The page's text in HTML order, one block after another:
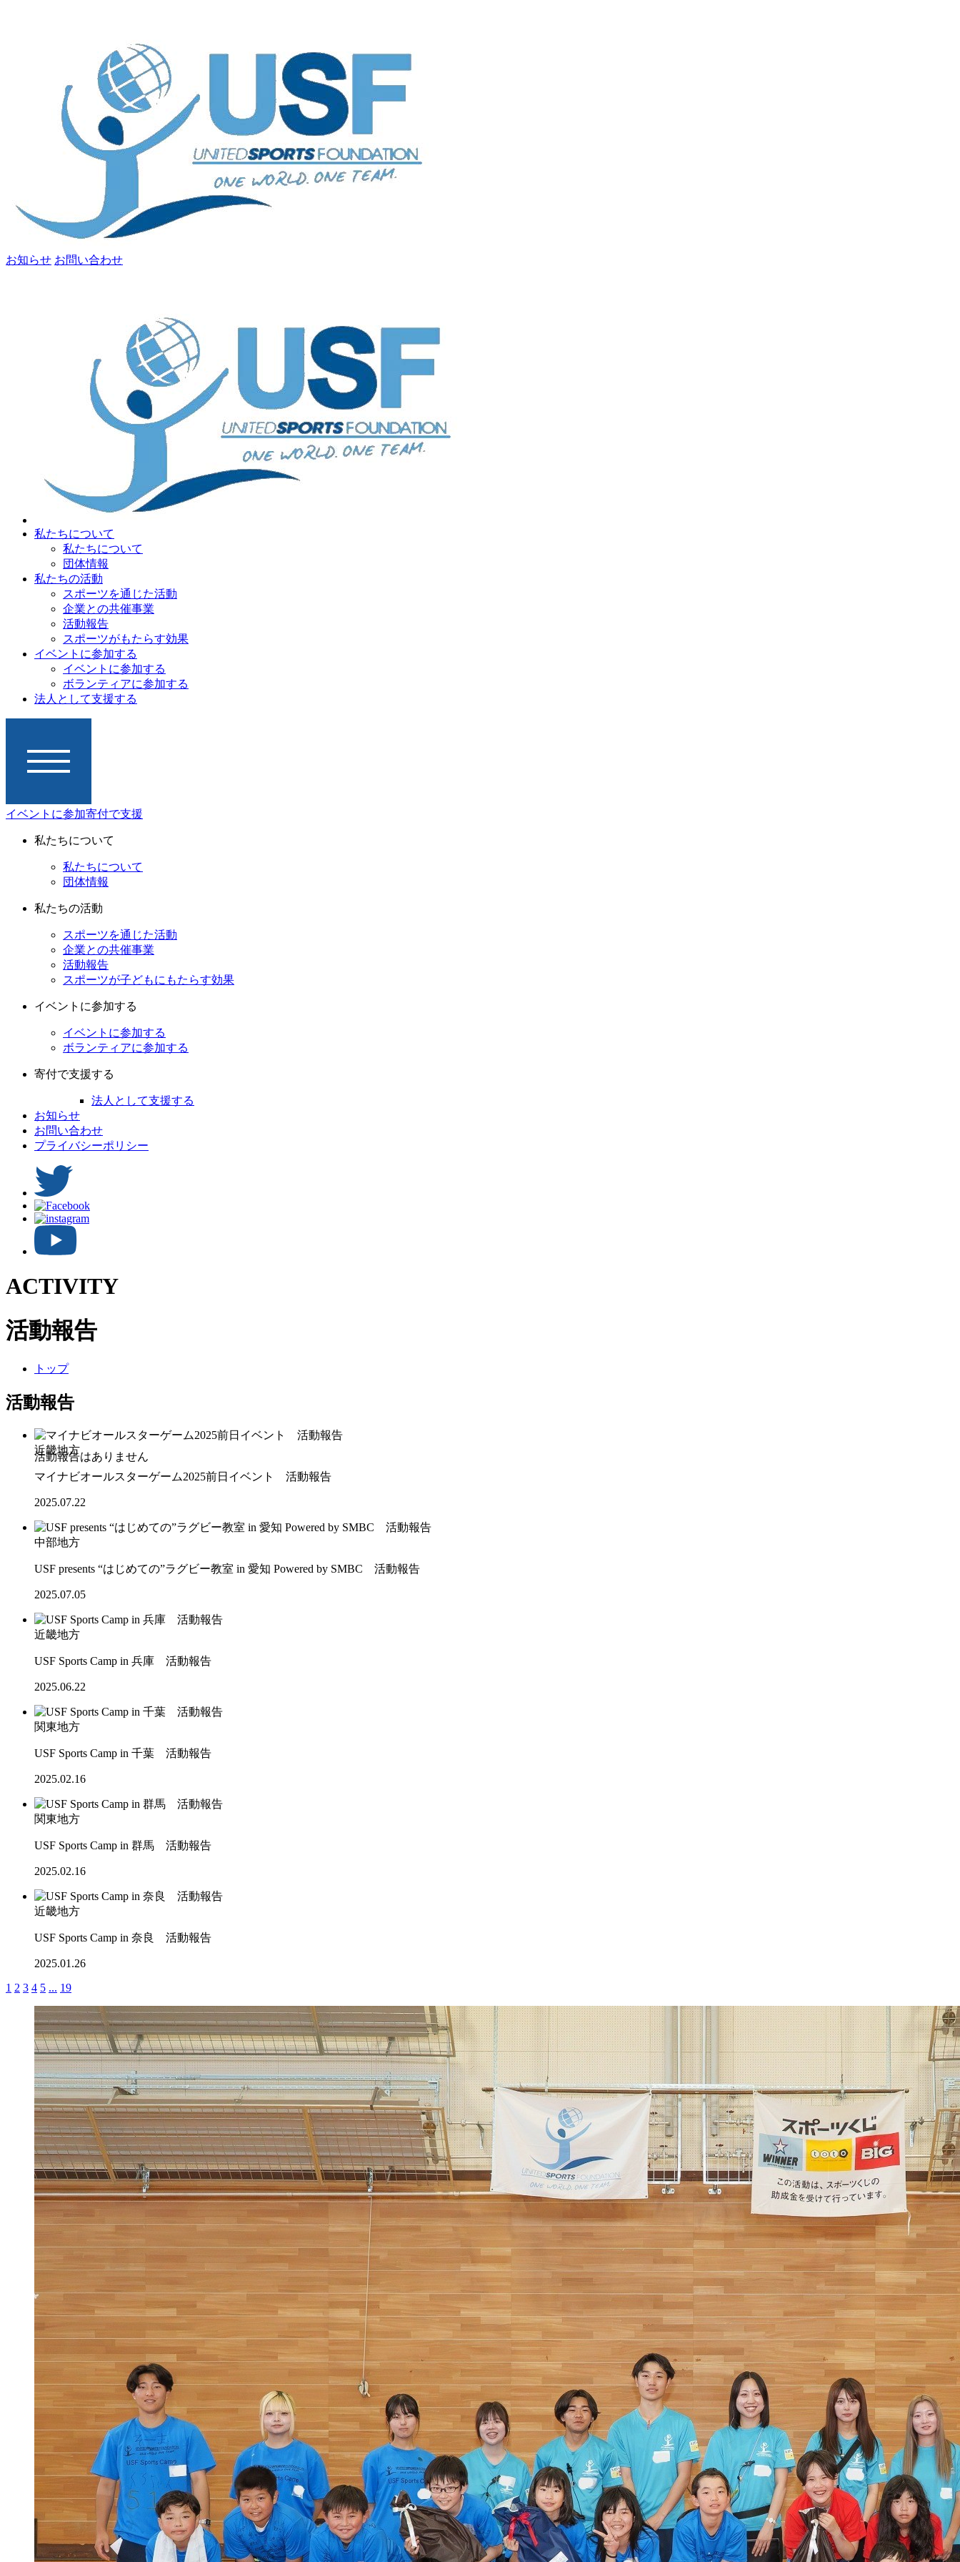
お知らせ お問い合わせ
私たちについて
私たちについて
団体情報
私たちの活動
スポーツを通じた活動
企業との共催事業
活動報告
スポーツがもたらす効果
イベントに参加する
イベントに参加する
ボランティアに参加する
法人として支援する
イベントに参加寄付で支援
私たちについて
私たちについて
団体情報
私たちの活動
スポーツを通じた活動
企業との共催事業
活動報告
スポーツが子どもにもたらす効果
イベントに参加する
イベントに参加する
ボランティアに参加する
寄付で支援する
法人として支援する
お知らせ
お問い合わせ
プライバシーポリシー
ACTIVITY
活動報告
トップ
活動報告
近畿地方
マイナビオールスターゲーム2025前日イベント 活動報告
2025.07.22
中部地方
USF presents “はじめての”ラグビー教室 in 愛知 Powered by SMBC 活動報告
2025.07.05
近畿地方
USF Sports Camp in 兵庫 活動報告
2025.06.22
関東地方
USF Sports Camp in 千葉 活動報告
2025.02.16
関東地方
USF Sports Camp in 群馬 活動報告
2025.02.16
近畿地方
USF Sports Camp in 奈良 活動報告
2025.01.26
1 2 3 4 5 ... 19